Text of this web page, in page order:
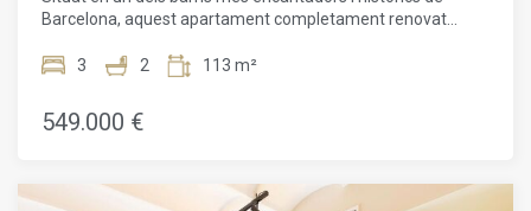
Barcelona, aquest apartament completament renovat
l'encant atemporal del nucli antic de la ciutat. Envoltat
artesanals, cafeteries amb encant i alguns dels millors
restaurants de Barcelona, la zona reflecteix l'autèntic estil
es caracteritza pels seus carrers de vianants, el seu ric
3 2 113 m²
549.000 €